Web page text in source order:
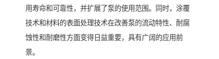
用寿命和可靠性，并扩展了泵的使用范围。同时，涂覆
技术和材料的表面处理技术在改善泵的流动特性、耐腐
蚀性和耐磨性方面变得日益重要，具有广阔的应用前
景。